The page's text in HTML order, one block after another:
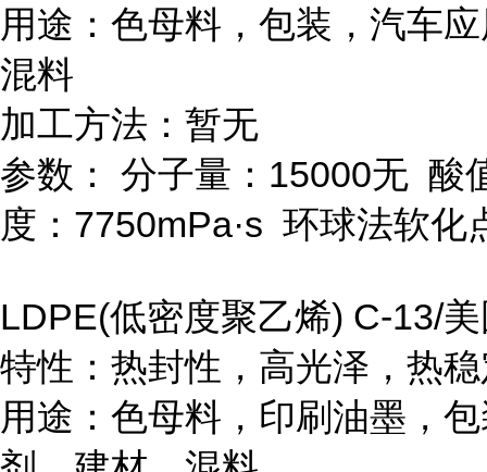
用途：色母料，包装，汽车
混料
加工方法：暂无
参数：
分子量： 15000无 酸
度： 7750mPa·s 环球法软化
LDPE(低密度聚乙烯) C-13/
特性：热封性，高光泽，热
用途：色母料，印刷油墨，